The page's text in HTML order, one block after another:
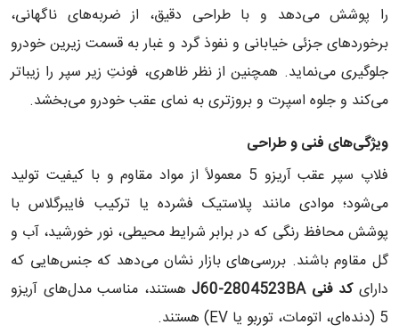
را پوشش می‌دهد و با طراحی دقیق، از ضربه‌های ناگهانی،
برخوردهای جزئی خیابانی و نفوذ گرد و غبار به قسمت زیرین خودرو
جلوگیری می‌نماید. همچنین از نظر ظاهری، فونتِ زیر سپر را زیباتر
می‌کند و جلوه اسپرت و بروزتری به نمای عقب خودرو می‌بخشد.
ویژگی‌های فنی و طراحی
فلاپ سپر عقب آریزو 5 معمولاً از مواد مقاوم و با کیفیت تولید
می‌شود؛ موادی مانند پلاستیک فشرده یا ترکیب فایبرگلاس با
پوشش محافظ رنگی که در برابر شرایط محیطی، نور خورشید، آب و
گل مقاوم باشند. بررسی‌های بازار نشان می‌دهد که جنس‌هایی که
دارایکد فنی J60-2804523BA
هستند، مناسب مدل‌های آریزو
5 (دنده‌ای، اتومات، توربو یا EV) هستند.